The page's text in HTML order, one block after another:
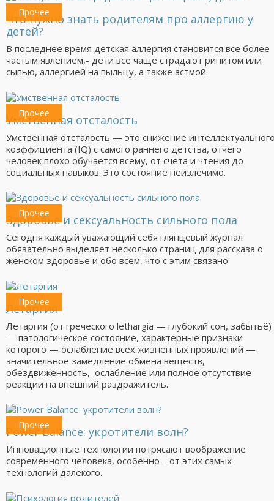
Прочее
Что нужно знать родителям про аллергию у
детей?
В последнее время детская аллергия становится все более
частым явлением,- дети все чаще страдают ринитом или
сыпью, аллергией на пыльцу, а также астмой.
Прочее
Умственная отсталость
Умственная отсталость — это снижение
коэффициента (IQ) с самого раннего детства, отчего
человек плохо обучается всему, от счёта и чтения до
социальных навыков. Это состояние неизлечимо.
Прочее
Здоровье и сексуальность сильного пола
Сегодня каждый уважающий себя глянцевый журнал
обязательно выделяет несколько страниц для рассказа о
женском здоровье и обо всем, что с этим связано.
Прочее
Летаргия
Летаргия (от греческого lethargia — глубокий сон, забытьё)
— патологическое состояние, характерные признаки
которого — ослабление всех жизненных проявлений —
значительное замедление обмена веществ,
обездвиженность, ослабление или полное отсутствие
реакции на внешний раздражитель.
Прочее
Power Balance: укротители волн?
Инновационные технологии потрясают воображение
современного человека, особенно – от этих самых
технологий далёкого.